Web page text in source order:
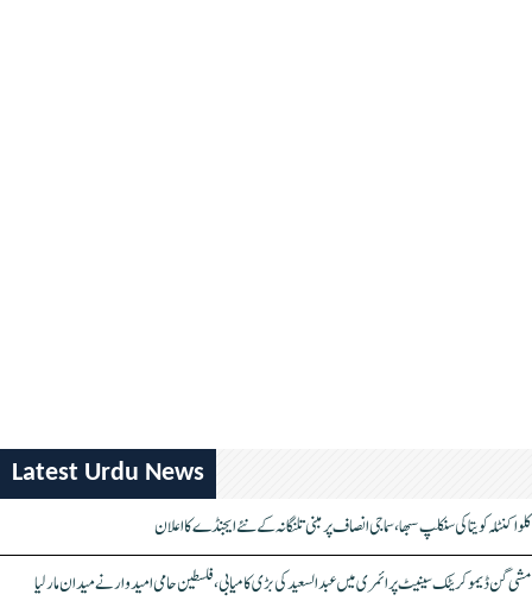
Latest Urdu News
کلواکنٹلہ کویتا کی سنکلپ سبھا، سماجی انصاف پر مبنی تلنگانہ کے نئے ایجنڈے کا اعلان
مشی گن ڈیموکریٹک سینیٹ پرائمری میں عبدالسعید کی بڑی کامیابی، فلسطین حامی امیدوار نے میدان مار لیا